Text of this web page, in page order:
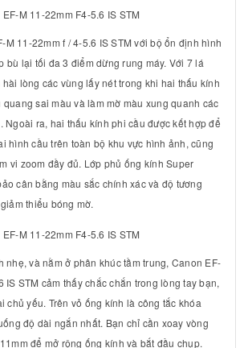
M 11-22mm f / 4-5.6 IS STM với bộ ổn định hình
bù lại tối đa 3 điểm dừng rung máy. Với 7 lá
lòng các vùng lấy nét trong khi hai thấu kính
sai màu và làm mờ màu xung quanh các
Ngoài ra, hai thấu kính phi cầu được kết hợp để
hình cầu trên toàn bộ khu vực hình ảnh, cũng
vi zoom đầy đủ. Lớp phủ ống kính Super
cân bằng màu sắc chính xác và độ tương
thiểu bóng mờ.
nhẹ, và nằm ở phân khúc tầm trung, Canon EF-
IS STM cảm thấy chắc chắn trong lòng tay bạn,
chủ yếu. Trên vỏ ống kính là công tắc khóa
độ dài ngắn nhất. Bạn chỉ cần xoay vòng
để mở rộng ống kính và bắt đầu chụp.